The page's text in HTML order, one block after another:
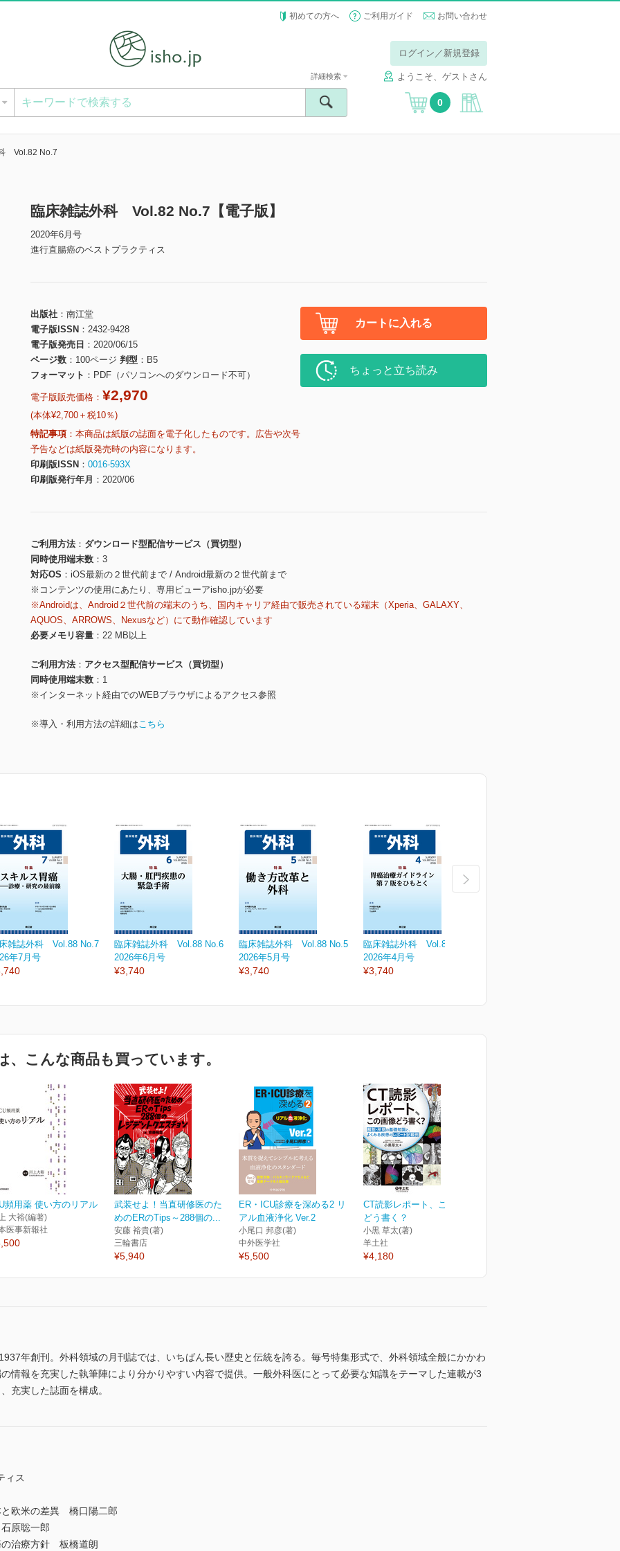
初めての方へ ご利用ガイド お問い合わせ
ログイン／新規登録
ようこそ、ゲストさん
詳細検索
0
Vol.82 No.7
臨床雑誌外科 Vol.82 No.7【電子版】
2020年6月号
進行直腸癌のベストプラクティス
出版社
南江堂
電子版ISSN
2432-9428
電子版発売日
2020/06/15
ページ数
100ページ 判型
B5
フォーマット
PDF（パソコンへのダウンロード不可）
電子版販売価格： ¥2,970
(本体¥2,700＋税10％)
特記事項
本商品は紙版の誌面を電子化したものです。広告や次号
予告などは紙版発売時の内容になります。
印刷版ISSN
0016-593X
印刷版発行年月
2020/06
カートに入れる
ちょっと立ち読み
ご利用方法
ダウンロード型配信サービス（買切型）
同時使用端末数
3
対応OS
iOS最新の２世代前まで / Android最新の２世代前まで
※コンテンツの使用にあたり、専用ビューアisho.jpが必要
※Androidは、Android２世代前の端末のうち、国内キャリア経由で販売されている端末（Xperia、GALAXY、
AQUOS、ARROWS、Nexusなど）にて動作確認しています
必要メモリ容量
22 MB以上
ご利用方法
アクセス型配信サービス（買切型）
同時使用端末数
1
※インターネット経由でのWEBブラウザによるアクセス参照
※導入・利用方法の詳細はこちら
雑誌外科 Vol.88 No.7
年7月号
臨床雑誌外科 Vol.88 No.6
2026年6月号
¥3,740
臨床雑誌外科 Vol.88 No.5
2026年5月号
¥3,740
臨床雑誌外科 Vol.88 No.4
2026年4月号
¥3,740
、こんな商品も買っています。
頻用薬 使い方のリアル
大裕(編著)
医事新報社
武装せよ！当直研修医のた
めのERのTips～288個の...
安藤 裕貴(著)
三輪書店
¥5,940
ER・ICU診療を深める2 リ
アル血液浄化 Ver.2
小尾口 邦彦(著)
中外医学社
¥5,500
CT読影レポート、この画像
どう書く？
小黒 草太(著)
羊土社
¥4,180
年創刊。外科領域の月刊誌では、いちばん長い歴史と伝統を誇る。毎号特集形式で、外科領域全般にかかわ
情報を充実した執筆陣により分かりやすい内容で提供。一般外科医にとって必要な知識をテーマした連載が3
充実した誌面を構成。
ィス
欧米の差異 橋口陽二郎
原聡一郎
治療方針 板橋道朗